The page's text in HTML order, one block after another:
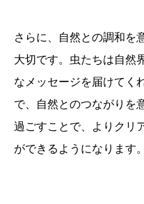
さらに、自然との調和を
大切です。虫たちは自然
なメッセージを届けてく
で、自然とのつながりを
過ごすことで、よりクリ
ができるようになります。